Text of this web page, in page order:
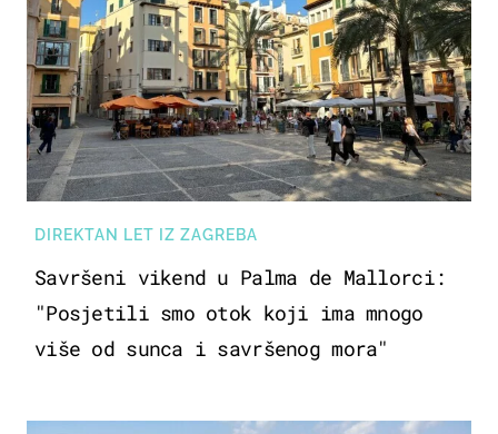
DIREKTAN LET IZ ZAGREBA
Savršeni vikend u Palma de Mallorci:
"Posjetili smo otok koji ima mnogo
više od sunca i savršenog mora"